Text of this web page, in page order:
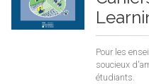
Pour les
soucieux
étudiants.